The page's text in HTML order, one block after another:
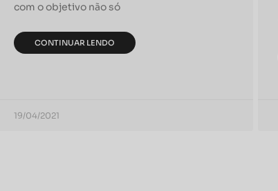
com o objetivo não só
CONTINUAR LENDO
19/04/2021